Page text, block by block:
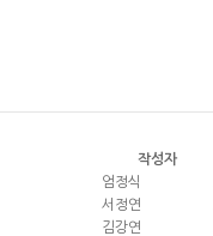
작성자
엄정식
서정연
김강연